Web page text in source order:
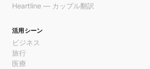
Heartline — カップル翻訳
活用シーン
ビジネス
旅行
医療